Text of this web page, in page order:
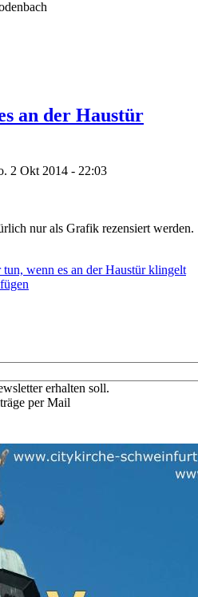
an der Haustür
2 Okt 2014 - 22:03
nur als Grafik rezensiert werden.
wenn es an der Haustür klingelt
erhalten soll.
per Mail